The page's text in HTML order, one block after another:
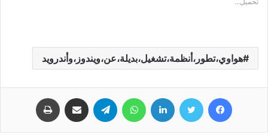
هواوي،تطور،أنظمة،تشغيل،بديلة،عن،ويندوز،وأندرويد
فيسبوك تويتر لينكدإن واتساب تيلقرام مشاركة عبر البريد